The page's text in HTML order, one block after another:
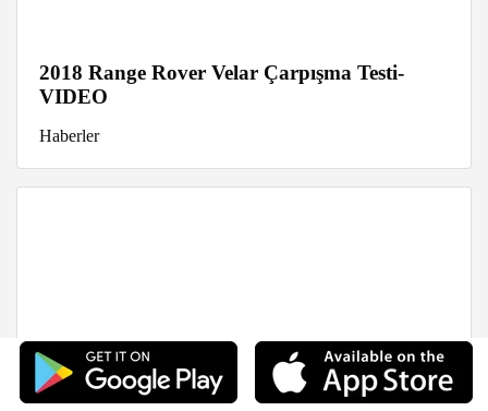
2018 Range Rover Velar Çarpışma Testi-
VIDEO
Haberler